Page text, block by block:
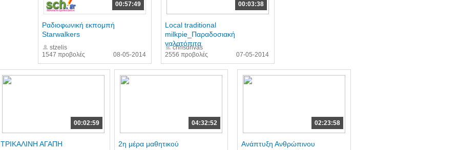
00:57:49
1547 προβολές
Ραδιοφωνική εκπομπή
Starwalkers
stzelis
08-05-2014
00:03:38
2556 προβολές
Local traditional
milkpie_Παραδοσιακή
γαλατόπιτα
chrisdrivas
07-05-2014
00:02:59
ΤΡΙΚΑΛΙΝΗ ΑΓΑΠΗ
04:32:52
2η μέρα μαθητικού
02:23:58
Ανάπτυξη Ανθρώπινου